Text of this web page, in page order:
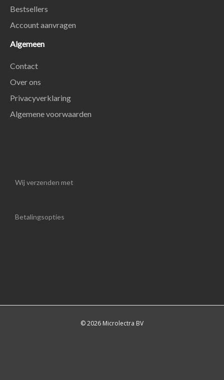
Bestsellers
Account aanvragen
Algemeen
Contact
Over ons
Privacyverklaring
Algemene voorwaarden
Wij verzenden met
Betalingsopties
© 2026 Microlectra BV